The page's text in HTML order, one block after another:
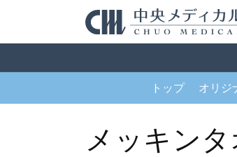
トップ オリジ
コ
メッキン